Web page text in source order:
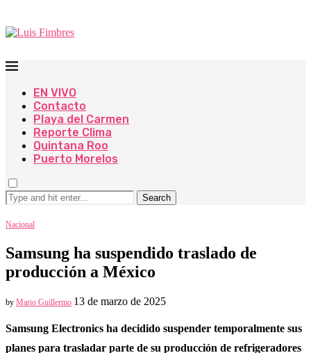
EN VIVO
Contacto
Playa del Carmen
Reporte Clima
Quintana Roo
Puerto Morelos
Search
Nacional
Samsung ha suspendido traslado de
producción a México
by Mario Guillermo 13 de marzo de 2025
Samsung Electronics ha decidido suspender temporalmente sus
planes para trasladar parte de su producción de refrigeradores